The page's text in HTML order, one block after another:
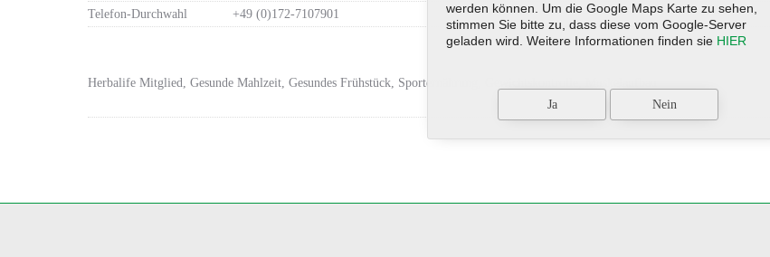
Telefon-Durchwahl
+49 (0)172-7107901
Herbalife Mitglied, Gesunde Mahlzeit, Gesundes Frühstück, Sporternährung, Gewichtskontrolle, Muskelaufbau
werden können. Um die Google Maps Karte zu sehen,
stimmen Sie bitte zu, dass diese vom Google-Server
geladen wird. Weitere Informationen finden sie HIER